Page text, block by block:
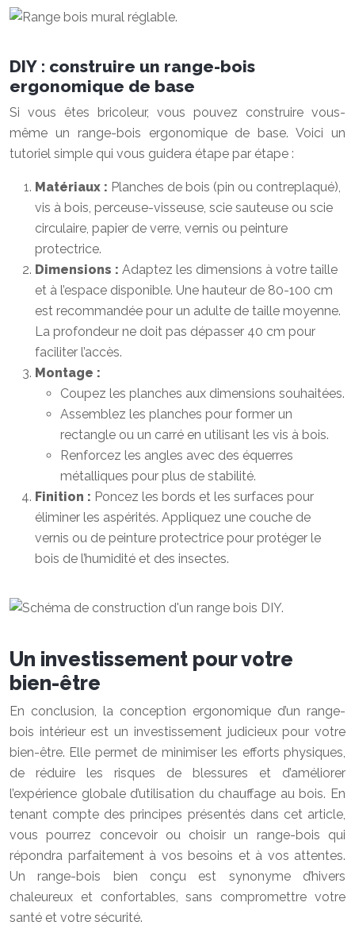
DIY : construire un range-bois
ergonomique de base
Si vous êtes bricoleur, vous pouvez construire vous-
même un range-bois ergonomique de base. Voici un
tutoriel simple qui vous guidera étape par étape :
Matériaux : Planches de bois (pin ou contreplaqué),
vis à bois, perceuse-visseuse, scie sauteuse ou scie
circulaire, papier de verre, vernis ou peinture
protectrice.
Dimensions : Adaptez les dimensions à votre taille
et à l’espace disponible. Une hauteur de 80-100 cm
est recommandée pour un adulte de taille moyenne.
La profondeur ne doit pas dépasser 40 cm pour
faciliter l’accès.
Montage :
Coupez les planches aux dimensions souhaitées.
Assemblez les planches pour former un
rectangle ou un carré en utilisant les vis à bois.
Renforcez les angles avec des équerres
métalliques pour plus de stabilité.
Finition : Poncez les bords et les surfaces pour
éliminer les aspérités. Appliquez une couche de
vernis ou de peinture protectrice pour protéger le
bois de l’humidité et des insectes.
Un investissement pour votre
bien-être
En conclusion, la conception ergonomique d’un range-
bois intérieur est un investissement judicieux pour votre
bien-être. Elle permet de minimiser les efforts physiques,
de réduire les risques de blessures et d’améliorer
l’expérience globale d’utilisation du chauffage au bois. En
tenant compte des principes présentés dans cet article,
vous pourrez concevoir ou choisir un range-bois qui
répondra parfaitement à vos besoins et à vos attentes.
Un range-bois bien conçu est synonyme d’hivers
chaleureux et confortables, sans compromettre votre
santé et votre sécurité.